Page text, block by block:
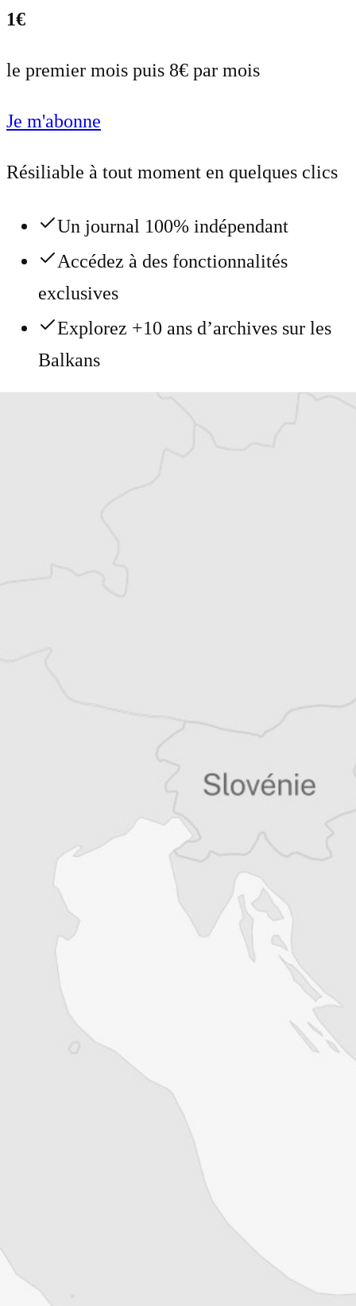
1€
le premier mois puis 8€ par mois
Je m'abonne
Résiliable à tout moment en quelques clics
Un journal 100% indépendant
Accédez à des fonctionnalités
exclusives
Explorez +10 ans d’archives sur les
Balkans